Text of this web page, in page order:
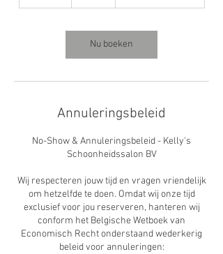
Nu boeken
Annuleringsbeleid
No-Show & Annuleringsbeleid - Kelly's
Schoonheidssalon BV
Wij respecteren jouw tijd en vragen vriendelijk
om hetzelfde te doen. Omdat wij onze tijd
exclusief voor jou reserveren, hanteren wij
conform het Belgische Wetboek van
Economisch Recht onderstaand wederkerig
beleid voor annuleringen: